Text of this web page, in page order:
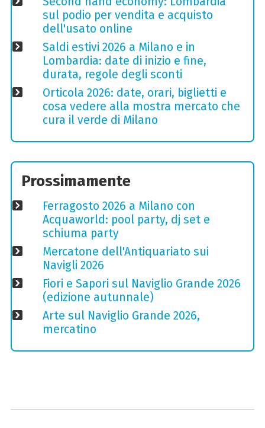
sul podio per vendita e acquisto
dell'usato online
Saldi estivi 2026 a Milano e in
Lombardia: date di inizio e fine,
durata, regole degli sconti
Orticola 2026: date, orari, biglietti e
cosa vedere alla mostra mercato che
cura il verde di Milano
Prossimamente
Ferragosto 2026 a Milano con
Acquaworld: pool party, dj set e
schiuma party
Mercatone dell'Antiquariato sui
Navigli 2026
Fiori e Sapori sul Naviglio Grande 2026
(edizione autunnale)
Arte sul Naviglio Grande 2026,
mercatino